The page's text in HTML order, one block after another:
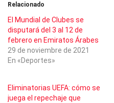
Relacionado
El Mundial de Clubes se
disputará del 3 al 12 de
febrero en Emiratos Árabes
29 de noviembre de 2021
En «Deportes»
Eliminatorias UEFA: cómo se
juega el repechaje que